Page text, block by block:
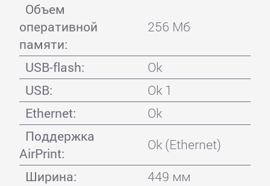
Объем
оперативной
памяти:
256 Мб
USB-flash:
Ok
USB:
Ok 1
Ethernet:
Ok
Поддержка
AirPrint:
Ok (Ethernet)
Ширина:
449 мм